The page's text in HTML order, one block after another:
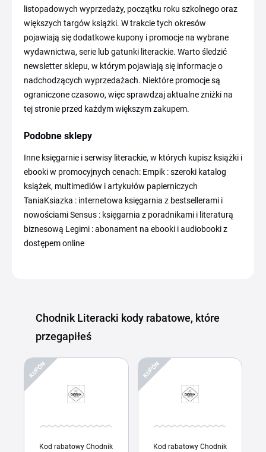
listopadowych wyprzedaży, początku roku szkolnego oraz
większych targów książki. W trakcie tych okresów
pojawiają się dodatkowe kupony i promocje na wybrane
wydawnictwa, serie lub gatunki literackie. Warto śledzić
newsletter sklepu, w którym pojawiają się informacje o
nadchodzących wyprzedażach. Niektóre promocje są
ograniczone czasowo, więc sprawdzaj aktualne zniżki na
tej stronie przed każdym większym zakupem.
Podobne sklepy
Inne księgarnie i serwisy literackie, w których kupisz książki i
ebooki w promocyjnych cenach: Empik : szeroki katalog
książek, multimediów i artykułów papierniczych
TaniaKsiazka : internetowa księgarnia z bestsellerami i
nowościami Sensus : księgarnia z poradnikami i literaturą
biznesową Legimi : abonament na ebooki i audiobooki z
dostępem online
Chodnik Literacki kody rabatowe, które
przegapiłeś
KUPÓN
Kod rabatowy Chodnik
KUPÓN
Kod rabatowy Chodnik